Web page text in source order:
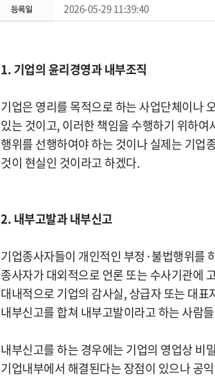
2026-05-29 11:39:40
1. 기업의 윤리경영과 내부조직
기업은 영리를 목적으로 하는 사업단체이나
있는 것이고, 이러한 책임을 수행하기 위하
행위를 선행하여야 하는 것이나 실제는 기업
것이 현실인 것이라고 하겠다.
2. 내부고발과 내부신고
기업종사자들이 개인적인 부정·불법행위를
종사자가 대외적으로 언론 또는 수사기관에
대내적으로 기업의 감사실, 상급자 또는 대
내부신고를 합쳐 내부고발이라고 하는 사람
내부신고를 하는 경우에는 기업의 영업상 비
기업내부에서 해결된다는 장점이 있으나 공